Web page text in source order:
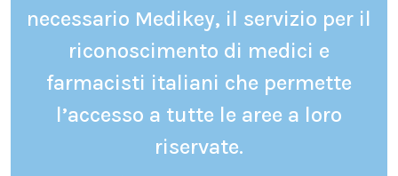
necessario Medikey, il servizio per il
riconoscimento di medici e
farmacisti italiani che permette
l’accesso a tutte le aree a loro
riservate.